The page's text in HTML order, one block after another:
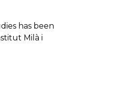
has been
Milà i